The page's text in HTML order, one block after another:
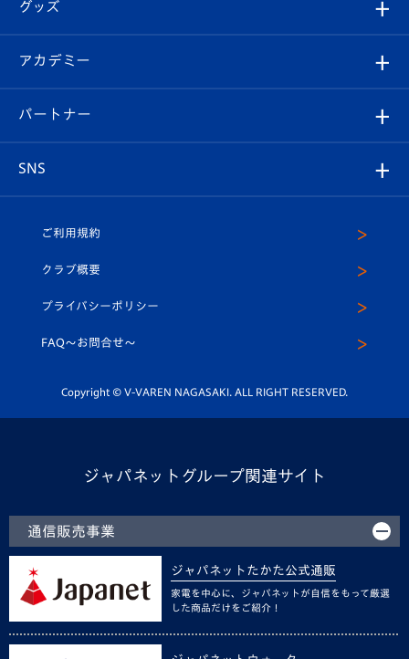
チケット
イベント
メディア
ホームタウン
スタッフプロフィール
マスコット紹介
平和祈念活動
ホームタウン活動
Revive Team
ヴィヴィくんの長崎おもてなしガイド
フォトギャラリー
スタジアムグルメ
V-LOVERS（ファンクラブ）
プレイヤーズスイート
グッズ
オンラインショップ
店舗情報
アカデミー
育成からのお知らせ
U-18
スクール
パートナー
SNS
ヴィヴィくんインスタグラム
公式LINE＠
ご利用規約
クラブ概要
プライバシーポリシー
FAQ〜お問合せ〜
Copyright © V-VAREN NAGASAKI. ALL RIGHT RESERVED.
ジャパネットグループ関連サイト
通信販売事業
ジャパネットたかた公式通販
家電を中心に、ジャパネットが自信をもって厳選
した商品だけをご紹介！